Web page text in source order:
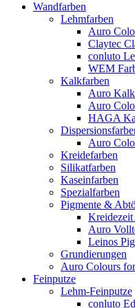
Wandfarben
Lehmfarben
Auro
Claytec
conluto
WEM
Kalkfarben
Auro
Auro
HAGA
Auro
Kreidefarben
Silikatfarben
Kaseinfarben
Spezialfarben
Pigmente &
Kreidezeit
Auro
Leinos
Grundierungen
Auro Colours
Feinputze
Lehm-Feinputze
conluto